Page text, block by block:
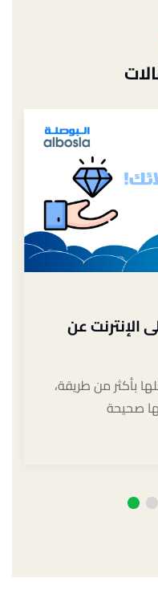
لعملك
من البداية،
من الصعود إليها…